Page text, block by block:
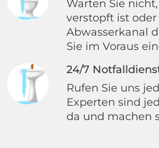
Warten Sie
verstopft ist oder
Abwasserkanal
Sie im Voraus
24/7
Rufen Sie uns
Experten sind
da und machen